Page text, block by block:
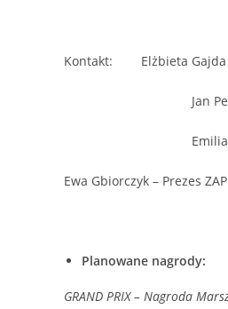
Kontakt: Elżbieta Gajda
Jan Pertek –
Emilia Stawujak –
Ewa Gbiorczyk – Prezes
Planowane nagrody:
GRAND PRIX – Nagroda